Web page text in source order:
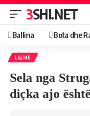
3SHI.NET
Ballina Bota dhe
LAJME
Sela nga
diçka ajo